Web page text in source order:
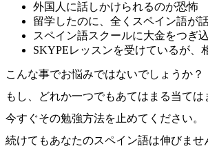
外国人に話しかけられるのが恐怖
留学したのに、全くスペイン語が
スペイン語スクールに大金をつぎ
SKYPEレッスンを受けているが、
こんな事でお悩みではないでしょうか？
もし、どれか一つでもあてはまる当ては
今すぐその勉強方法を止めてください。
続けてもあなたのスペイン語は伸びませ